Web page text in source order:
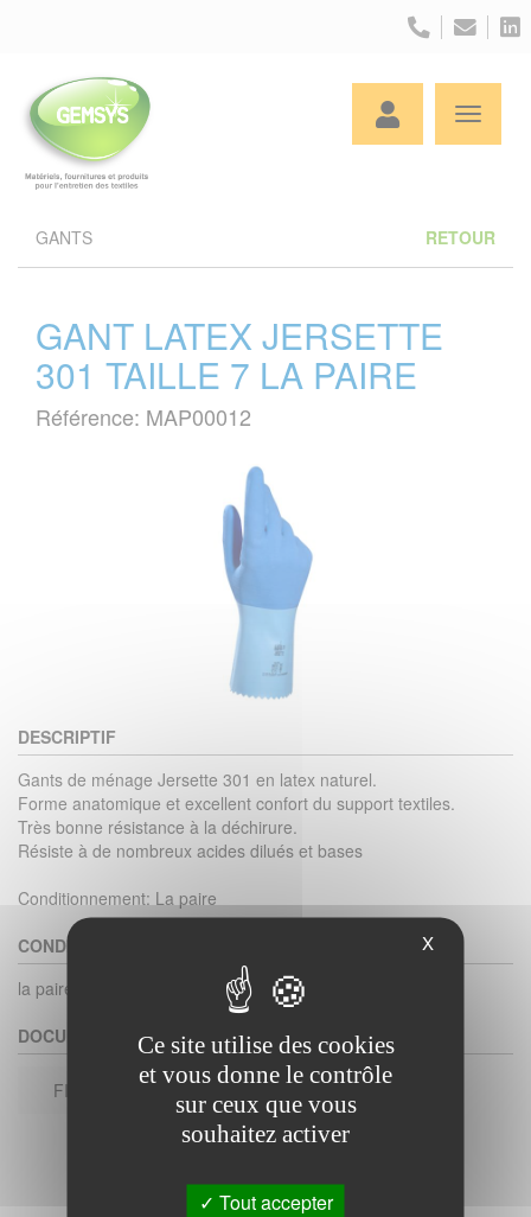
GANTS RETOUR
GANT LATEX JERSETTE
301 TAILLE 7 LA PAIRE
Référence: MAP00012
DESCRIPTIF
Gants de ménage Jersette 301 en latex naturel.
Forme anatomique et excellent confort du support textiles.
Très bonne résistance à la déchirure.
Résiste à de nombreux acides dilués et bases
Conditionnement: La paire
CONDITIONNEMENT
la paire
DOCUMENTS
FICHE TECHNIQUE
X
Ce site utilise des cookies
et vous donne le contrôle
sur ceux que vous
souhaitez activer
Tout accepter